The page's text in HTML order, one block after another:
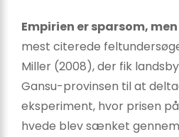
Empirien er sparsom,
mest citerede
Miller (2008), der fik
Gansu-provinsen til at
eksperiment, hvor prisen
hvede blev sænket